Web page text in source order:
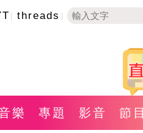
threads
樂 專題 影音 節目